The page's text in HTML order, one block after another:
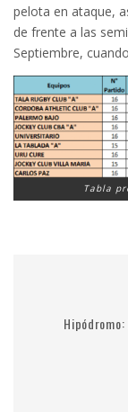
pelota en ataque,
de frente a las
Septiembre,
Tabla